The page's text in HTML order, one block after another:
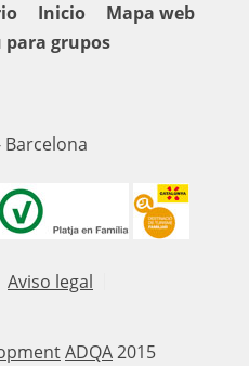
Inicio
Mapa web
para grupos
Barcelona
Aviso legal
ADQA2015